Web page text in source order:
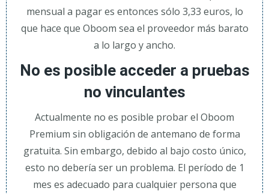
mensual a pagar es entonces sólo 3,33 euros, lo
que hace que Oboom sea el proveedor más barato
a lo largo y ancho.
No es posible acceder a pruebas
no vinculantes
Actualmente no es posible probar el Oboom
Premium sin obligación de antemano de forma
gratuita. Sin embargo, debido al bajo costo único,
esto no debería ser un problema. El período de 1
mes es adecuado para cualquier persona que